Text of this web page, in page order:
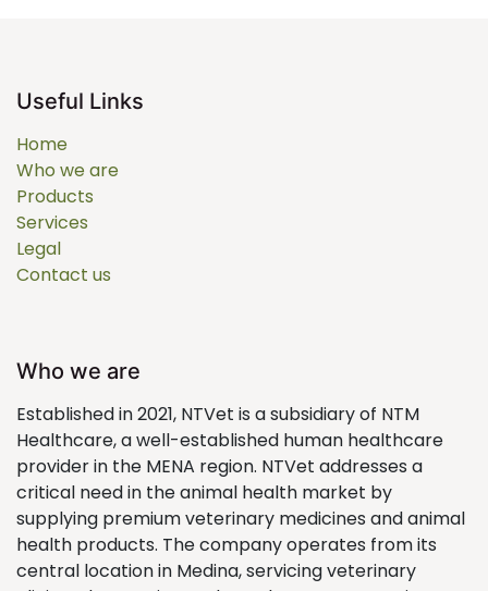
Useful Links
Home
Who we are
Products
Services
Legal
Contact us
Who we are
Established in 2021, NTVet is a subsidiary of NTM
Healthcare, a well-established human healthcare
provider in the MENA region. NTVet addresses a
critical need in the animal health market by
supplying premium veterinary medicines and animal
health products. The company operates from its
central location in Medina, servicing veterinary